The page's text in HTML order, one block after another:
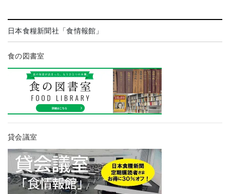
日本食糧新聞社「食情報館」
食の図書室
貸会議室